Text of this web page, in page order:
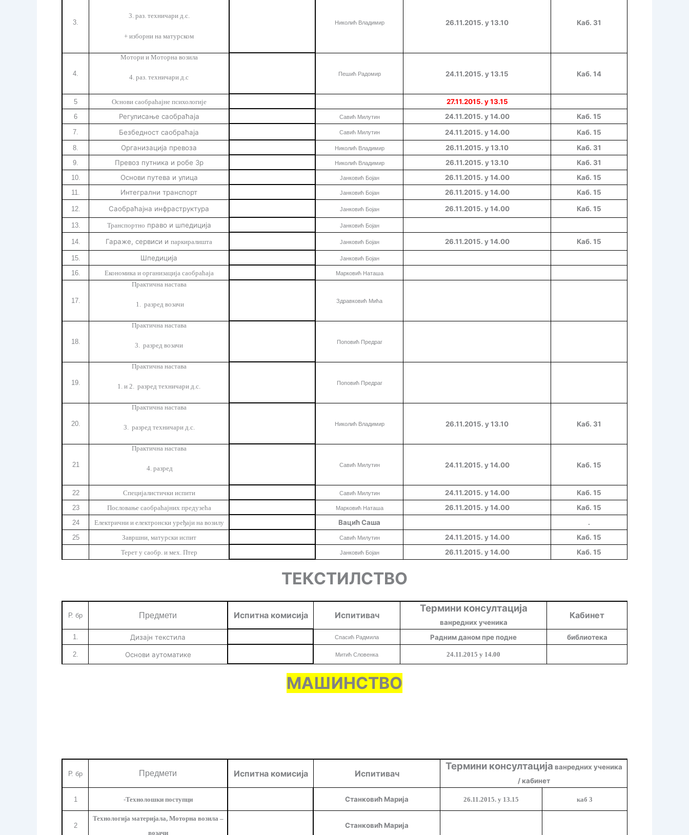
3.
3. раз. техничари д.с.
+ изборни на матурском
Николић Владимир 26.11.2015. у 13.10 Каб. 31
4.
Мотори и Моторна возила
4. раз. техничари д.с Пешић Радомир 24.11.2015. у 13.15 Каб. 14
5 Основи саобраћајне психологије 27.11.2015. у 13.15
6 Регулисање саобраћаја Савић Милутин 24.11.2015. у 14.00 Каб. 15
7. Безбедност саобраћаја Савић Милутин 24.11.2015. у 14.00 Каб. 15
8. Организација превоза Николић Владимир 26.11.2015. у 13.10 Каб. 31
9. Превоз путника и робе 3р Николић Владимир 26.11.2015. у 13.10 Каб. 31
10. Основи путева и улица Јанковић Бојан 26.11.2015. у14.00 Каб. 15
11. Интегрални транспорт Јанковић Бојан 26.11.2015. у14.00 Каб. 15
12. Саобраћајна инфраструктура Јанковић Бојан 26.11.2015. у14.00 Каб. 15
13. Транспортно право и шпедиција Јанковић Бојан
14. Гараже, сервиси и паркиралишта Јанковић Бојан 26.11.2015. у14.00 Каб. 15
15. Шпедиција Јанковић Бојан
16. Економика и организација саобраћаја Марковић Наташа
17.
Практична настава
1. разред возачи Здравковић Мића
18.
Практична настава
3. разред возачи Поповић Предраг
19.
Практична настава
1. и 2. разред техничари д.с. Поповић Предраг
20.
Практична настава
3. разред техничари д.с. Николић Владимир 26.11.2015. у 13.10 Каб. 31
21
Практична настава
4. разред Савић Милутин 24.11.2015. у 14.00 Каб. 15
22 Специјалистички испити Савић Милутин 24.11.2015. у 14.00 Каб. 15
23 Пословање саобраћајних предузећа Марковић Наташа 26.11.2015. у14.00 Каб. 15
24 Електрични и електронски уређаји на возилу Вацић Саша .
25 Завршни, матурски испит Савић Милутин 24.11.2015. у 14.00 Каб. 15
Терет у саобр. и мех. Птер Јанковић Бојан 26.11.2015. у14.00 Каб. 15
ТЕКСТИЛСТВО
Р. бр Предмети Испитна комисија Испитивач
Термини консултација
ванредних ученика
Кабинет
1. Дизајн текстила Спасић Радмила Радним даном пре подне библиотека
2. Основи аутоматике Митић Словенка 24.11.2015 у 14.00
МАШИНСТВО
Р. бр Предмети Испитна комисија Испитивач
Термини консултација ванредних ученика
/ кабинет
1 -Технолошки поступци Станковић Марија 26.11.2015. у 13.15 каб 3
2
Технологија материјала, Моторна возила –
возачи
Станковић Марија